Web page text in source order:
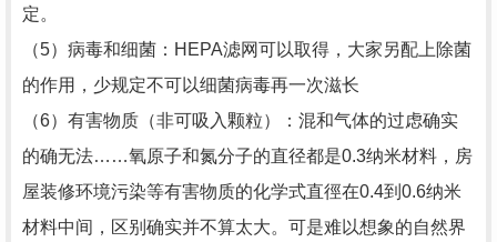
定。
（5）病毒和细菌：HEPA滤网可以取得，大家另配上除菌
的作用，少规定不可以细菌病毒再一次滋长
（6）有害物质（非可吸入颗粒）：混和气体的过虑确实
的确无法……氧原子和氮分子的直径都是0.3纳米材料，房
屋装修环境污染等有害物质的化学式直徑在0.4到0.6纳米
材料中间，区别确实并不算太大。可是难以想象的自然界